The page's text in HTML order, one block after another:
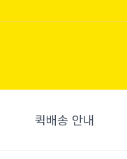
퀵배송 안내